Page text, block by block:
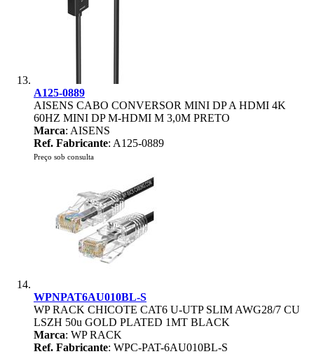
A125-0889
AISENS CABO CONVERSOR MINI DP A HDMI 4K
60HZ MINI DP M-HDMI M 3,0M PRETO
Marca: AISENS
Ref. Fabricante: A125-0889
Preço sob consulta
WPNPAT6AU010BL-S
WP RACK CHICOTE CAT6 U-UTP SLIM AWG28/7 CU
LSZH 50u GOLD PLATED 1MT BLACK
Marca: WP RACK
Ref. Fabricante: WPC-PAT-6AU010BL-S